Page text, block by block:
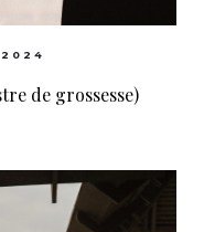
2024
de grossesse)